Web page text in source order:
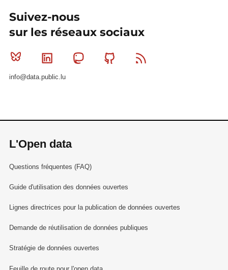
Suivez-nous
sur les réseaux sociaux
Bluesky Linkedin MastodonGithub
info@data.public.lu
L'Open data
Questions fréquentes (FAQ)
Guide d'utilisation des données ouvertes
Lignes directrices pour la publication de données ouvertes
Demande de réutilisation de données publiques
Stratégie de données ouvertes